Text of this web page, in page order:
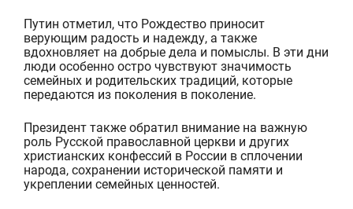
Путин отметил, что Рождество приносит
верующим радость и надежду, а также
вдохновляет на добрые дела и помыслы. В эти дни
люди особенно остро чувствуют значимость
семейных и родительских традиций, которые
передаются из поколения в поколение.
Президент также обратил внимание на важную
роль Русской православной церкви и других
христианских конфессий в России в сплочении
народа, сохранении исторической памяти и
укреплении семейных ценностей.